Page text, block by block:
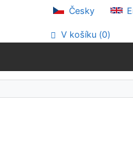
Česky
V košíku (0)